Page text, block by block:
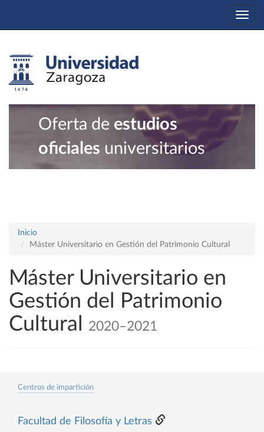
Oferta de estudios
oficiales universitarios
Inicio
Máster Universitario en Gestión del Patrimonio Cultural
Máster Universitario en
Gestión del Patrimonio
Cultural
2020–2021
Centros de impartición
Facultad de Filosofía y Letras